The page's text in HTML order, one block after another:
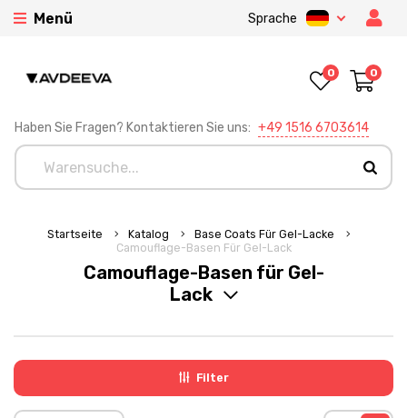
Menü Sprache
Haben Sie Fragen? Kontaktieren Sie uns: +49 1516 6703614
0 0
Startseite Katalog
Base Coats Für Gel-Lacke
Camouflage-Basen Für Gel-Lack
Camouflage-Basen für Gel-
Lack
Filter